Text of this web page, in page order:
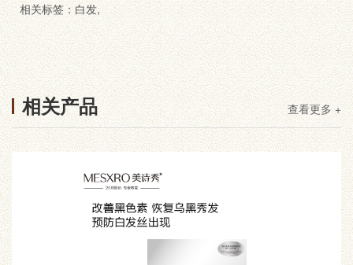
相关标签：白发,
相关产品 查看更多 +